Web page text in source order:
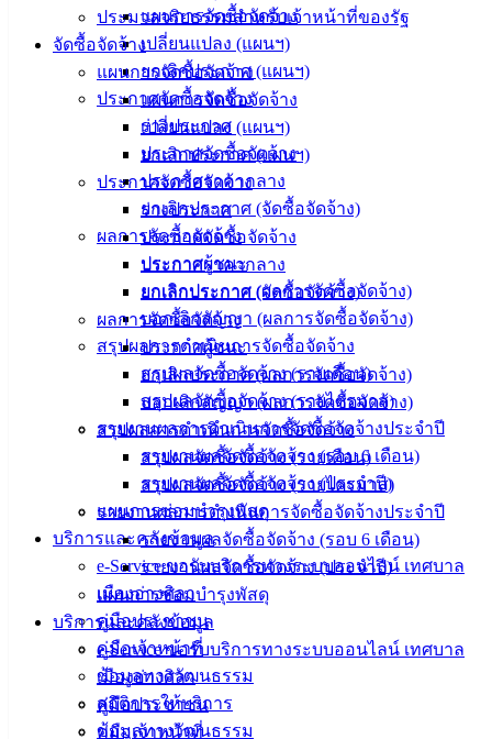
แผนการจัดซื้อจัดจ้าง
เปลี่ยนแปลง (แผนฯ)
ยกเลิกประกาศ (แผนฯ)
ประกาศจัดซื้อจัดจ้าง
ร่างประกาศ
ประกาศจัดซื้อจัดจ้าง
ประกาศราคากลาง
ยกเลิกประกาศ (จัดซื้อจัดจ้าง)
ผลการจัดซื้อจัดจ้าง
ประกาศผู้ชนะ
ยกเลิกประกาศ (ผลการจัดซื้อจัดจ้าง)
บอกเลิกสัญญา (ผลการจัดซื้อจัดจ้าง)
สรุปผลการดำเนินการจัดซื้อจัดจ้าง
สรุปผลจัดซื้อจัดจ้าง (รายเดือน)
สรุปผลจัดซื้อจัดจ้าง (รายไตรมาส)
รายงานผลการดำเนินการจัดซื้อจัดจ้างประจำปี
รายงานผลจัดซื้อจัดจ้าง (รอบ 6 เดือน)
รายงานผลจัดซื้อจัดจ้าง (ประจำปี)
แผนการซ่อมบำรุงพัสดุ
บริการและคลังข้อมูล
e-Service ขอรับบริการทางระบบออนไลน์ เทศบาล
เมืองอ่างศิลา
คู่มือประชาชน
คู่มือเจ้าหน้าที่
ข้อมูลทางวัฒนธรรม
สถิติการให้บริการ
ข้อมูลทางวัฒนธรรม
ประมวลจริยธรรมสำหรับเจ้าหน้าที่ของรัฐ
จัดซื้อจัดจ้าง
แผนการจัดซื้อจัดจ้าง
แผนการจัดซื้อจัดจ้าง
เปลี่ยนแปลง (แผนฯ)
ยกเลิกประกาศ (แผนฯ)
ประกาศจัดซื้อจัดจ้าง
ร่างประกาศ
ประกาศจัดซื้อจัดจ้าง
ประกาศราคากลาง
ยกเลิกประกาศ (จัดซื้อจัดจ้าง)
ผลการจัดซื้อจัดจ้าง
ประกาศผู้ชนะ
ยกเลิกประกาศ (ผลการจัดซื้อจัดจ้าง)
บอกเลิกสัญญา (ผลการจัดซื้อจัดจ้าง)
สรุปผลการดำเนินการจัดซื้อจัดจ้าง
สรุปผลจัดซื้อจัดจ้าง (รายเดือน)
สรุปผลจัดซื้อจัดจ้าง (รายไตรมาส)
รายงานผลการดำเนินการจัดซื้อจัดจ้างประจำปี
รายงานผลจัดซื้อจัดจ้าง (รอบ 6 เดือน)
รายงานผลจัดซื้อจัดจ้าง (ประจำปี)
แผนการซ่อมบำรุงพัสดุ
บริการและคลังข้อมูล
e-Service ขอรับบริการทางระบบออนไลน์ เทศบาล
เมืองอ่างศิลา
คู่มือประชาชน
คู่มือเจ้าหน้าที่
สำหรับ
ประชาชน/
คู่มือการ
ปฏิบัติ
น่ารู้
ข้อมูล
อิเล็กทรอนิกส์
องค์
ความรู้
Management)
สายตรง
นายก
ประวัติ
เทศบาล
ผู้บริหาร
และ
หัวหน้า
ส่วน